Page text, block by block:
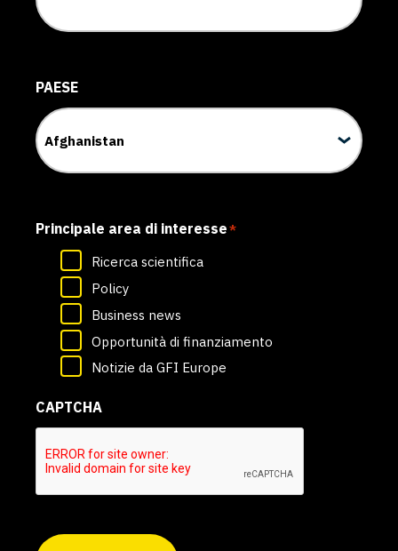
PAESE
Principale area di interesse*
Ricerca scientifica
Policy
Business news
Opportunità di finanziamento
Notizie da GFI Europe
CAPTCHA